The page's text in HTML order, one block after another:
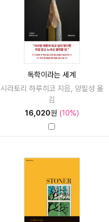
독학이라는 세계
시라토리 하루히코 지음, 양필성 옮
김
16,020원 (10%)